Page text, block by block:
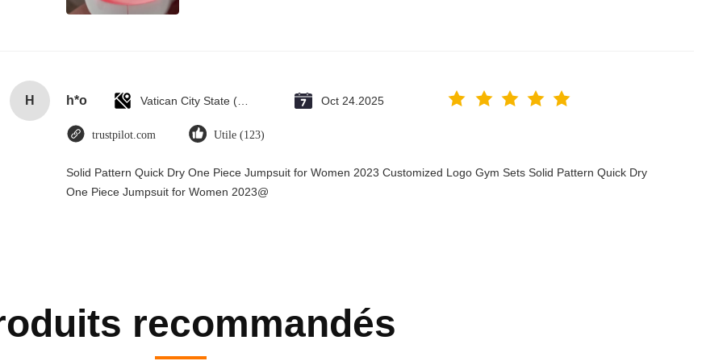
H h*o Oct 24.2025
trustpilot.com Utile (123)
Solid Pattern Quick Dry One Piece Jumpsuit for Women 2023 Customized Logo Gym Sets Solid Pattern Quick Dry
One Piece Jumpsuit for Women 2023@
recommandés